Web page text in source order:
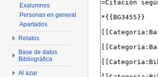
Exalumnos
Personas en general
Apartados
Relatos
Base de datos
Bibliográfica
Al azar